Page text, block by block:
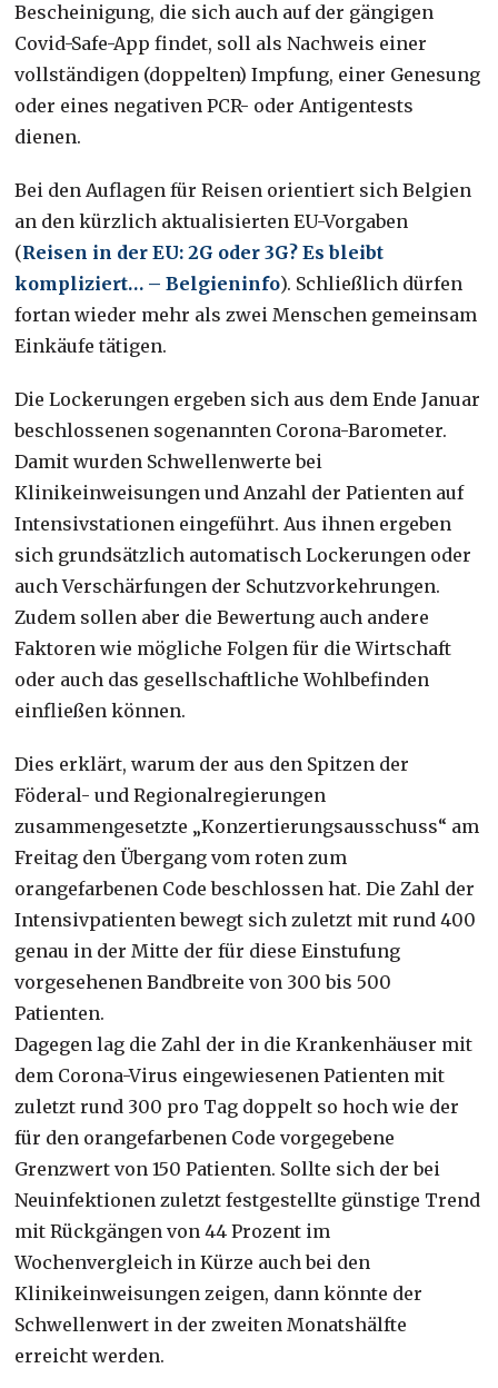
Bescheinigung, die sich auch auf der gängigen
Covid-Safe-App findet, soll als Nachweis einer
vollständigen (doppelten) Impfung, einer Genesung
oder eines negativen PCR- oder Antigentests
dienen.
Bei den Auflagen für Reisen orientiert sich Belgien
an den kürzlich aktualisierten EU-Vorgaben
(Reisen in der EU: 2G oder 3G? Es bleibt
kompliziert… – Belgieninfo). Schließlich dürfen
fortan wieder mehr als zwei Menschen gemeinsam
Einkäufe tätigen.
Die Lockerungen ergeben sich aus dem Ende Januar
beschlossenen sogenannten Corona-Barometer.
Damit wurden Schwellenwerte bei
Klinikeinweisungen und Anzahl der Patienten auf
Intensivstationen eingeführt. Aus ihnen ergeben
sich grundsätzlich automatisch Lockerungen oder
auch Verschärfungen der Schutzvorkehrungen.
Zudem sollen aber die Bewertung auch andere
Faktoren wie mögliche Folgen für die Wirtschaft
oder auch das gesellschaftliche Wohlbefinden
einfließen können.
Dies erklärt, warum der aus den Spitzen der
Föderal- und Regionalregierungen
zusammengesetzte „Konzertierungsausschuss“ am
Freitag den Übergang vom roten zum
orangefarbenen Code beschlossen hat. Die Zahl der
Intensivpatienten bewegt sich zuletzt mit rund 400
genau in der Mitte der für diese Einstufung
vorgesehenen Bandbreite von 300 bis 500
Patienten.
Dagegen lag die Zahl der in die Krankenhäuser mit
dem Corona-Virus eingewiesenen Patienten mit
zuletzt rund 300 pro Tag doppelt so hoch wie der
für den orangefarbenen Code vorgegebene
Grenzwert von 150 Patienten. Sollte sich der bei
Neuinfektionen zuletzt festgestellte günstige Trend
mit Rückgängen von 44 Prozent im
Wochenvergleich in Kürze auch bei den
Klinikeinweisungen zeigen, dann könnte der
Schwellenwert in der zweiten Monatshälfte
erreicht werden.